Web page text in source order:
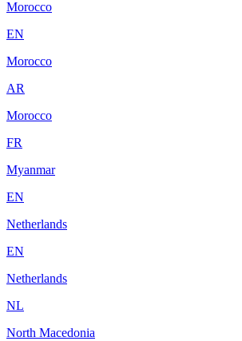
Morocco
EN
Morocco
AR
Morocco
FR
Myanmar
EN
Netherlands
EN
Netherlands
NL
North Macedonia